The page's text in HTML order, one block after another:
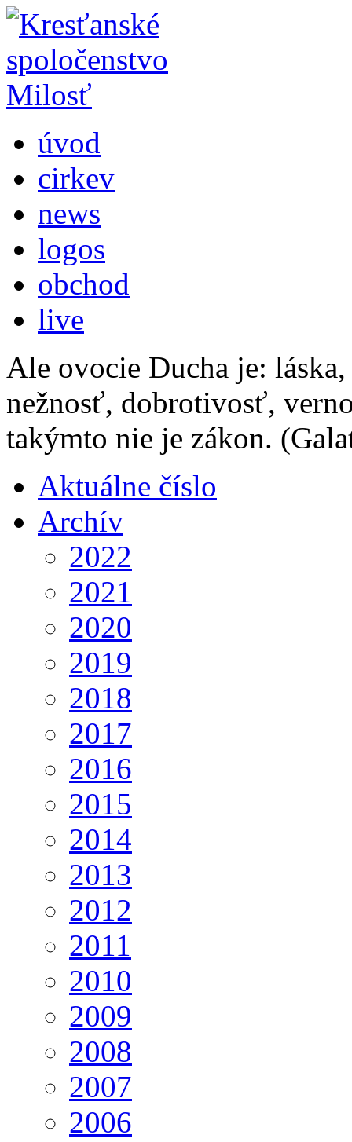
úvod
cirkev
news
logos
obchod
live
Ale ovocie Ducha je:
nežnosť, dobrotivosť,
takýmto nie je zákon.
Aktuálne číslo
Archív
2022
2021
2020
2019
2018
2017
2016
2015
2014
2013
2012
2011
2010
2009
2008
2007
2006